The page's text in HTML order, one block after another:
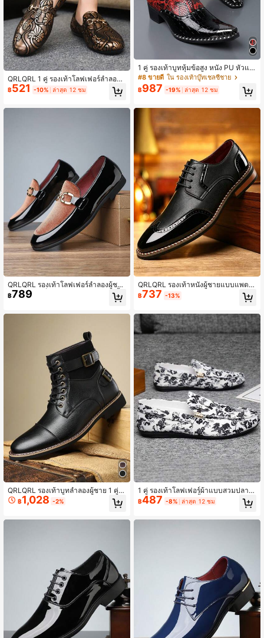
QRLQRL 1 คู่ รองเท้าโลฟเฟอร์ลำลองผู้
ชาย พิมพ์ลาย ด้านบน PU ตกแต่งด้วย
หัวเข็มขัดโลหะ พื้นยาง แบบสวม หัวกล
฿521 -10% ล่าสุด 12 ชม
QRLQRL รองเท้าโลฟเฟอร์ลำลองผู้ชาย
1 คู่ ทรงโลว์ท็อป หัวมน อัปเปอร์ PU พื้น
ยาง แบบแบน ใส่สบาย
฿789
QRLQRL รองเท้าบูทลำลองผู้ชาย 1 คู่ แ
บบผูกเชือกพร้อมสายรัดหัวเข็มขัด หัวก
ลม ความยาวครึ่งน่อง หนัง PU พื้นยาง
฿1,028 -2%
1 คู่ รองเท้าบูทหุ้มข้อสูง หนัง PU หัวแห
ลม พิมพ์ลายงู สีทูโทน ประดับหมุดสำหรั
บผู้ชาย พื้นยางลำลอง ใส่ได้ทุกวัน
#8 ขายดี ใน รองเท้าบู๊ทเชลซีชาย
฿987 -19% ล่าสุด 12 ชม
QRLQRL รองเท้าหนังผู้ชายแบบแพตช์เ
วิร์กเงางาม รองเท้าออกซ์ฟอร์ดสไตล์อัง
กฤษฤดูใบไม้ร่วง ปลายแหลม รองเท้าธุ
สำหรับออฟฟิศ การเดินทาง และงานเลี้
฿737 -13%
1 คู่ รองเท้าโลฟเฟอร์ผ้าแบบสวมปลาย
แหลมสำหรับผู้ชาย พื้นยาง ระบายอากา
ศได้ เหมาะสำหรับการสวมใส่ประจำวัน
฿487 -8% ล่าสุด 12 ชม